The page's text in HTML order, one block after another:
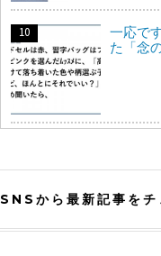
一応で
た「念
SNSから最新記事をチ